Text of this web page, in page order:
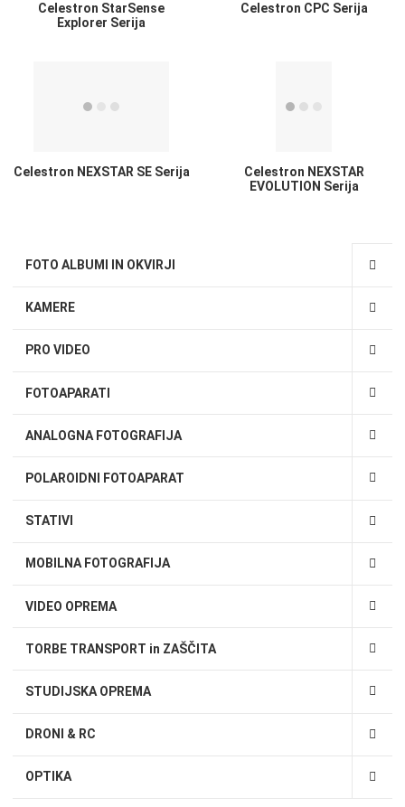
FOTO ALBUMI IN OKVIRJI
KAMERE
PRO VIDEO
FOTOAPARATI
ANALOGNA FOTOGRAFIJA
POLAROIDNI FOTOAPARAT
STATIVI
MOBILNA FOTOGRAFIJA
VIDEO OPREMA
TORBE TRANSPORT in ZAŠČITA
STUDIJSKA OPREMA
DRONI & RC
OPTIKA
Celestron StarSense
Explorer Serija
Celestron CPC Serija
Celestron NEXSTAR SE Serija
Celestron NEXSTAR
EVOLUTION Serija